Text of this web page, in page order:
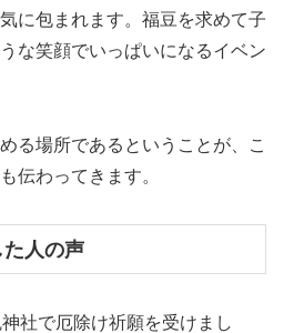
に包まれます。福豆を求めて子
な笑顔でいっぱいになるイベン
る場所であるということが、こ
伝わってきます。
人の声
社で厄除け祈願を受けまし